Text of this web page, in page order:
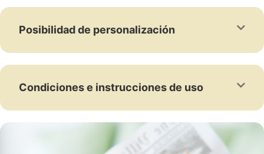
Posibilidad de personalización
Condiciones e instrucciones de uso